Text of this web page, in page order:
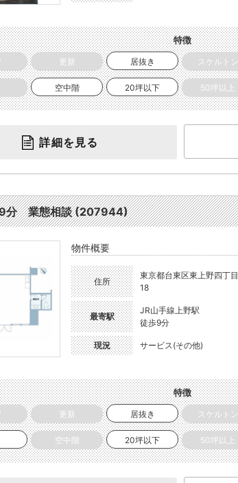
特徴
更新 居抜き スケルトン
空中階 20坪以下 50坪以上
詳細を見る
9分 業態相談 (207944)
物件概要
住所
東京都台東区東上野四丁目
18
最寄駅
JR山手線上野駅
徒歩9分
現況 サービス(その他)
特徴
更新 居抜き スケルトン
空中階 20坪以下 50坪以上